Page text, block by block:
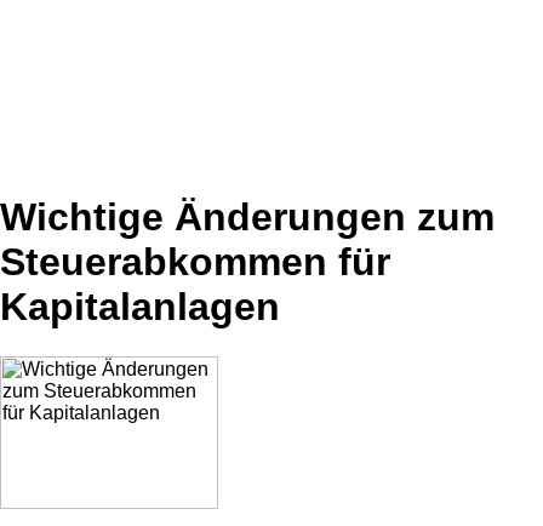
Wichtige Änderungen zum
Steuerabkommen für
Kapitalanlagen